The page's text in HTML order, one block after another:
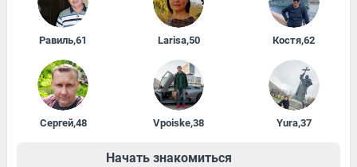
Равиль,61 Larisa,50 Костя,62
Сергей,48 Vpoiske,38 Yura,37
Начать знакомиться